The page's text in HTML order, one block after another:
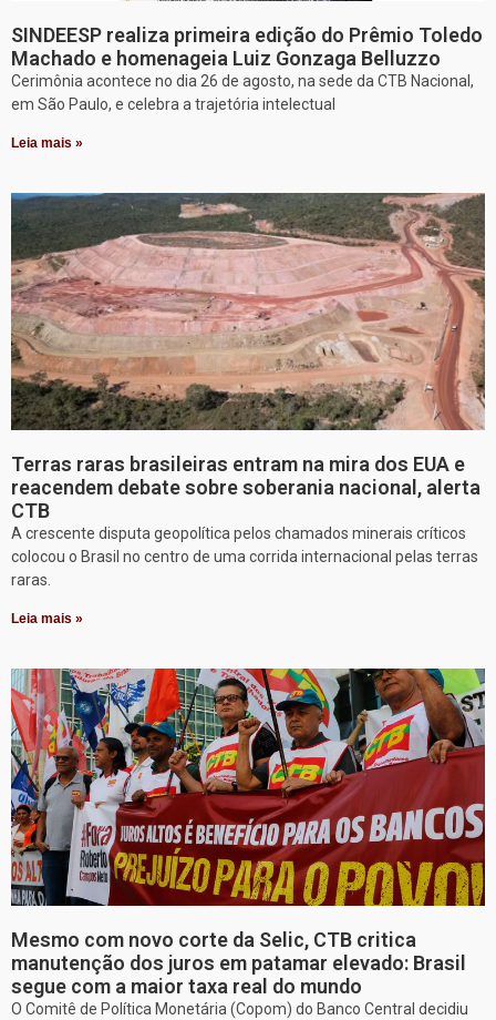
SINDEESP realiza primeira edição do Prêmio Toledo
Machado e homenageia Luiz Gonzaga Belluzzo
Cerimônia acontece no dia 26 de agosto, na sede da CTB Nacional,
em São Paulo, e celebra a trajetória intelectual
Leia mais »
Terras raras brasileiras entram na mira dos EUA e
reacendem debate sobre soberania nacional, alerta
CTB
A crescente disputa geopolítica pelos chamados minerais críticos
colocou o Brasil no centro de uma corrida internacional pelas terras
raras.
Leia mais »
Mesmo com novo corte da Selic, CTB critica
manutenção dos juros em patamar elevado: Brasil
segue com a maior taxa real do mundo
O Comitê de Política Monetária (Copom) do Banco Central decidiu